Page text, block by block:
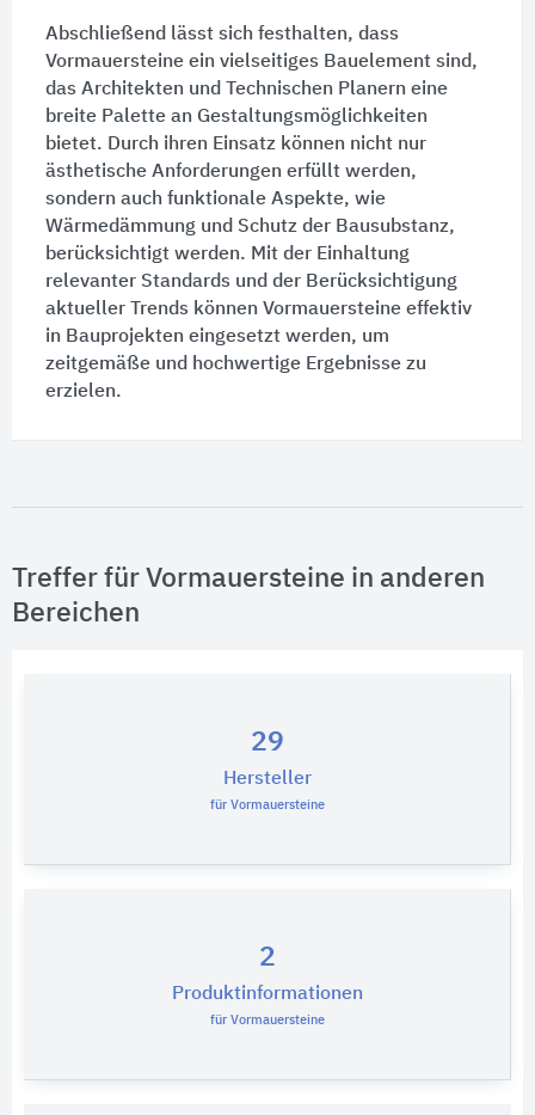
Abschließend lässt sich festhalten, dass
Vormauersteine ein vielseitiges Bauelement sind,
das Architekten und Technischen Planern eine
breite Palette an Gestaltungsmöglichkeiten
bietet. Durch ihren Einsatz können nicht nur
ästhetische Anforderungen erfüllt werden,
sondern auch funktionale Aspekte, wie
Wärmedämmungund Schutz der Bausubstanz,
berücksichtigt werden. Mit der Einhaltung
relevanter Standards und der Berücksichtigung
aktueller Trends können Vormauersteine effektiv
in Bauprojekten eingesetzt werden, um
zeitgemäße und hochwertige Ergebnisse zu
erzielen.
Treffer für Vormauersteine in anderen
Bereichen
29
Hersteller
für Vormauersteine
2
Produktinformationen
für Vormauersteine